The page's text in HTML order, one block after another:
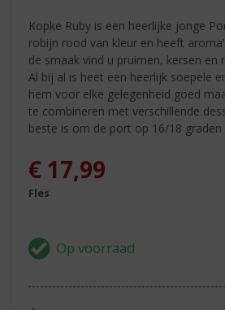
Kopke Ruby is een heerlijke jonge
robijn rood van kleur en heeft
de smaak vind u pruimen, kersen en
Al bij al is heet een heerlijk soepele
hem voor elke gelegenheid goed
te combineren met verschillende
beste is om de port op 16/18 graden
€ 17,99
Fles